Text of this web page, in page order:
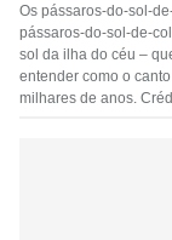
Os pássaros-do-sol-
pássaros-do-sol-de-
sol da ilha do céu –
entender como o
milhares de anos.